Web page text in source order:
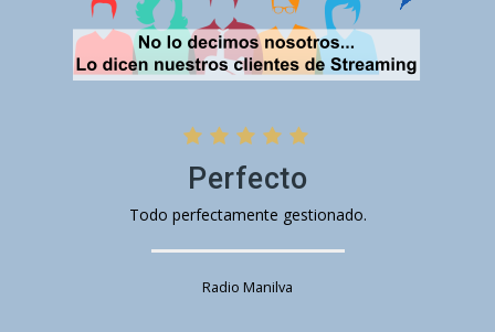
Perfecto
Todo perfectamente gestionado.
Radio Manilva